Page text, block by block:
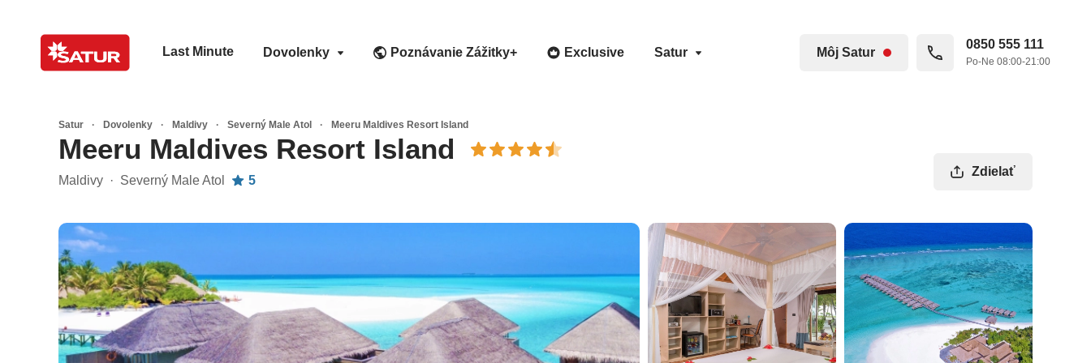
Last Minute Dovolenky Poznávanie Zážitky+ Exclusive Satur Môj Satur
0850 555 111
Po-Ne 08:00-21:00
Satur Dovolenky Maldivy Severný Male Atol Meeru Maldives Resort Island
Meeru Maldives Resort Island
Maldivy · Severný Male Atol 5
Zdielať